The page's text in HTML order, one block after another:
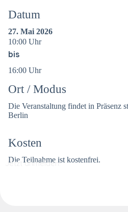
Datum
27. Mai 2026
10:00 Uhr
bis
16:00 Uhr
Ort / Modus
Die Veranstaltung findet in Präsenz
Berlin
Kosten
Die Teilnahme ist kostenfrei.
Jetzt anmelden!